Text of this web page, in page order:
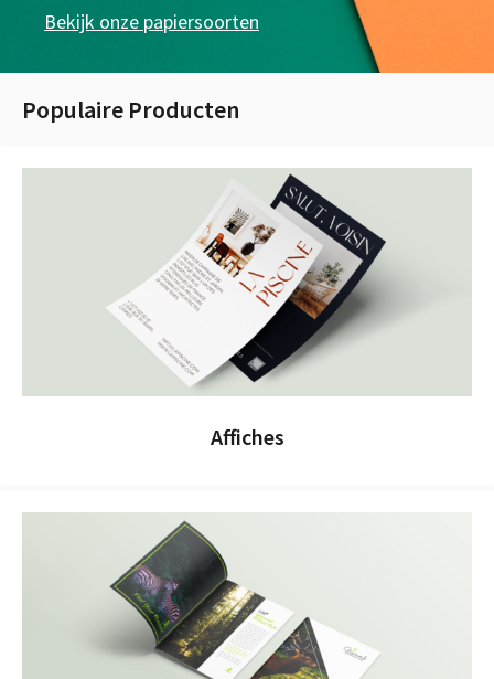
Bekijk onze papiersoorten
Populaire Producten
Affiches